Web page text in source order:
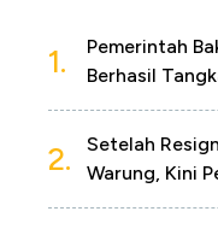
1.
Pemerintah
Berhasil
2.
Setelah
Warung, Kini